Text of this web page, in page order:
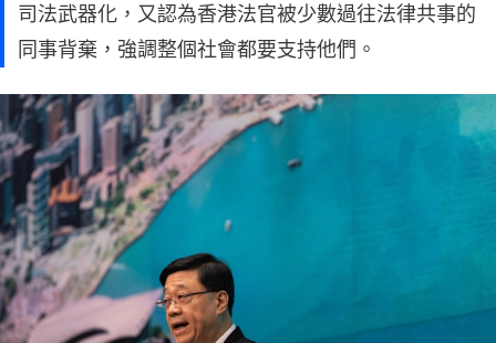
司法武器化，又認為香港法官被少數過往法律共事的
同事背棄，強調整個社會都要支持他們。